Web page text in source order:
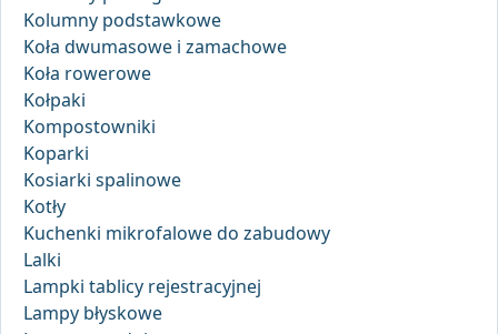
Kolumny podstawkowe
Koła dwumasowe i zamachowe
Koła rowerowe
Kołpaki
Kompostowniki
Koparki
Kosiarki spalinowe
Kotły
Kuchenki mikrofalowe do zabudowy
Lalki
Lampki tablicy rejestracyjnej
Lampy błyskowe